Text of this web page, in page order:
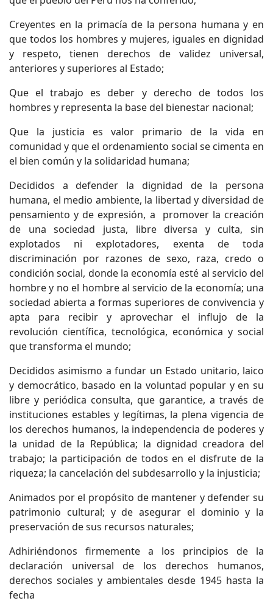
Creyentes en la primacía de la persona humana y en
que todos los hombres y mujeres, iguales en dignidad
y respeto, tienen derechos de validez universal,
anteriores y superiores al Estado;
Que el trabajo es deber y derecho de todos los
hombres y representa la base del bienestar nacional;
Que la justicia es valor primario de la vida en
comunidad y que el ordenamiento social se cimenta en
el bien común y la solidaridad humana;
Decididos a defender la dignidad de la persona
humana, el medio ambiente, la libertad y diversidad de
pensamiento y de expresión, a promover la creación
de una sociedad justa, libre diversa y culta, sin
explotados ni explotadores, exenta de toda
discriminación por razones de sexo, raza, credo o
condición social, donde la economía esté al servicio del
hombre y no el hombre al servicio de la economía; una
sociedad abierta a formas superiores de convivencia y
apta para recibir y aprovechar el influjo de la
revolución científica, tecnológica, económica y social
que transforma el mundo;
Decididos asimismo a fundar un Estado unitario, laico
y democrático, basado en la voluntad popular y en su
libre y periódica consulta, que garantice, a través de
instituciones estables y legítimas, la plena vigencia de
los derechos humanos, la independencia de poderes y
la unidad de la República; la dignidad creadora del
trabajo; la participación de todos en el disfrute de la
riqueza; la cancelación del subdesarrollo y la injusticia;
Animados por el propósito de mantener y defender su
patrimonio cultural; y de asegurar el dominio y la
preservación de sus recursos naturales;
Adhiriéndonos firmemente a los principios de la
declaración universal de los derechos humanos,
derechos sociales y ambientales desde 1945 hasta la
fecha